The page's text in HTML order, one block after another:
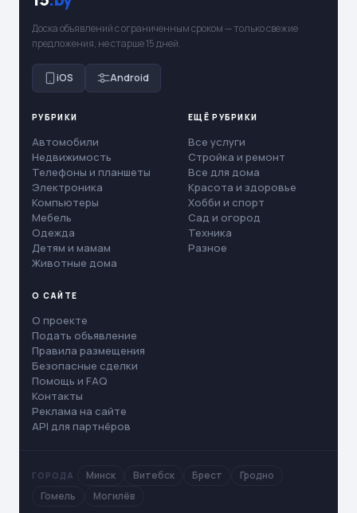
Доска объявлений с ограниченным сроком — только свежие
предложения, не старше 15 дней.
iOS Android
РУБРИКИ
Автомобили
Недвижимость
Телефоны и планшеты
Электроника
Компьютеры
Мебель
Одежда
Детям и мамам
Животные дома
ЕЩЁ РУБРИКИ
Все услуги
Стройка и ремонт
Все для дома
Красота и здоровье
Хобби и спорт
Сад и огород
Техника
Разное
О САЙТЕ
О проекте
Подать объявление
Правила размещения
Безопасные сделки
Помощь и FAQ
Контакты
Реклама на сайте
API для партнёров
ГОРОДА Минск Витебск Брест
Гродно
Гомель
Могилёв